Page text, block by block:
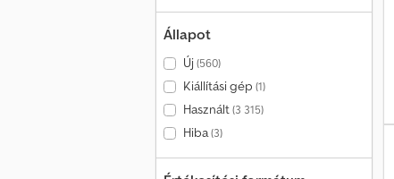
Állapot
Új(560)
Kiállítási gép (1)
Használt(3 315)
Hiba(3)